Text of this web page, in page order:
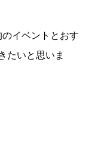
イベントとおす
たいと思いま